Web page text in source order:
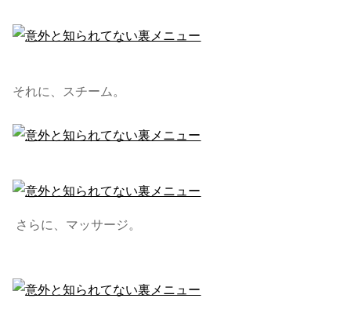
それに、スチーム。
さらに、マッサージ。